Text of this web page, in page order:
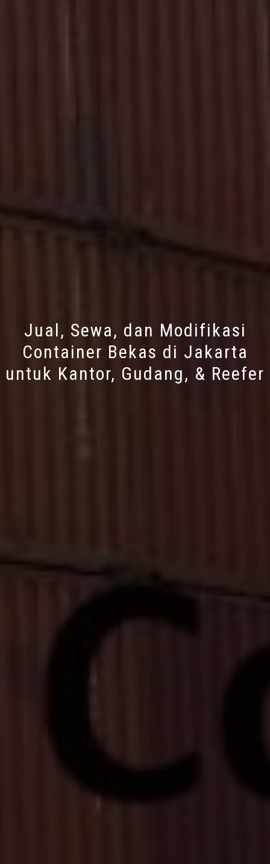
Jual, Sewa, dan Modifikasi
Container Bekas di Jakarta
untuk Kantor, Gudang, & Reefer